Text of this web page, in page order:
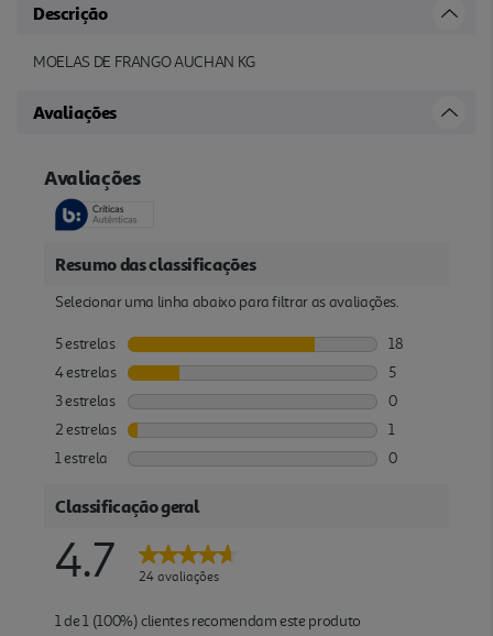
Descrição
MOELAS DE FRANGO AUCHAN KG
Avaliações